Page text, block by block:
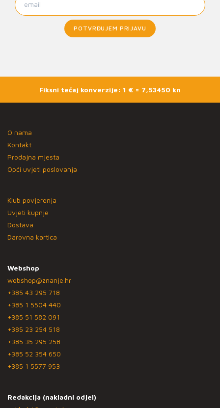
POTVRĐUJEM PRIJAVU
Fiksni tečaj konverzije: 1 € = 7,53450 kn
O nama
Kontakt
Prodajna mjesta
Opći uvjeti poslovanja
Klub povjerenja
Uvjeti kupnje
Dostava
Darovna kartica
Webshop
webshop@znanje.hr
+385 43 295 718
+385 1 5504 440
+385 51 582 091
+385 23 254 518
+385 35 295 258
+385 52 354 650
+385 1 5577 953
Redakcija (nakladni odjel)